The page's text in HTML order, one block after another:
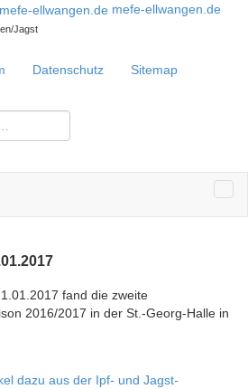
mefe-ellwangen.de
Jagst
Datenschutz
Sitemap
fand die zweite
2016/2017 in der St.-Georg-Halle in
dazu aus der Ipf- und Jagst-